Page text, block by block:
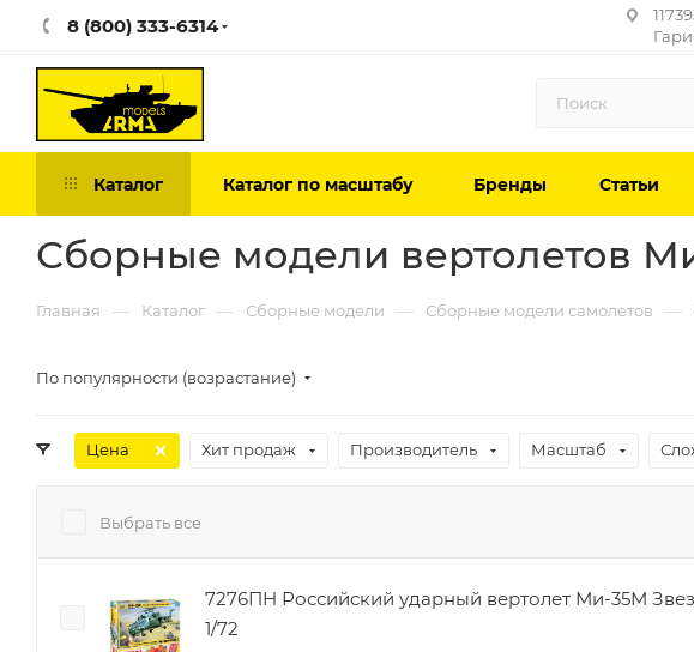
8 (800) 333-6314
Каталог Каталог по масштабу Бренды Статьи
Сборные модели вертолетов
Главная — Каталог — Сборные модели — Сборные модели самолетов —
По популярности (возрастание)
Цена Хит продаж Производитель Масштаб
Выбрать все
7276ПН Российский ударный вертолет Ми-35М
1/72